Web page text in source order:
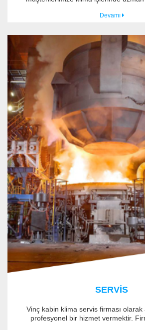
Devamı
SERVİS
Vinç kabin klima servis firması olarak
profesyonel bir hizmet vermektir.